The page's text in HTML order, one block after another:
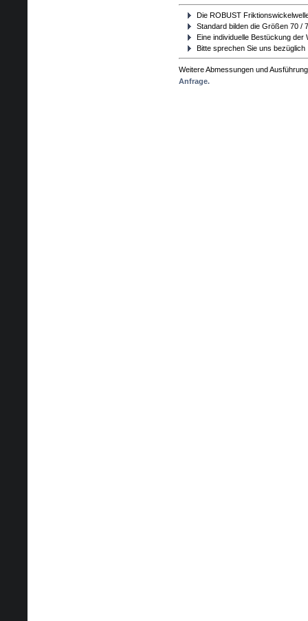
Die ROBUST
Standard bilden die Größen 70 /
Eine individuelle Bestückung der
Bitte sprechen Sie uns
Weitere Abmessungen und
Anfrage.